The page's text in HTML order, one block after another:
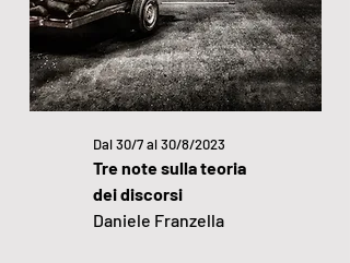
Dal 30/7 al 30/8/2023
Tre note sulla teoria
dei discorsi
Daniele Franzella